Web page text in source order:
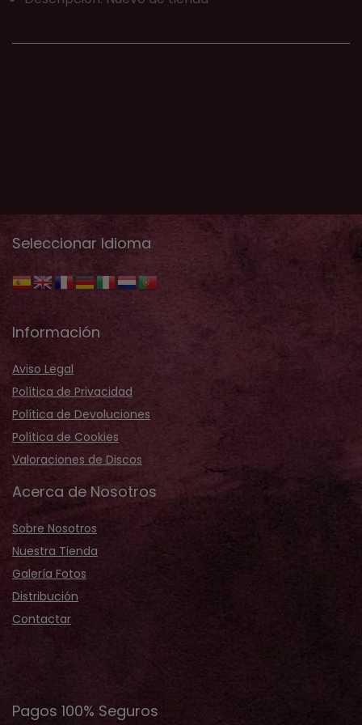
Seleccionar Idioma
Información
Aviso Legal
Política de Privacidad
Política de Devoluciones
Política de Cookies
Valoraciones de Discos
Acerca de Nosotros
Sobre Nosotros
Nuestra Tienda
Galería Fotos
Distribución
Contactar
Pagos 100% Seguros